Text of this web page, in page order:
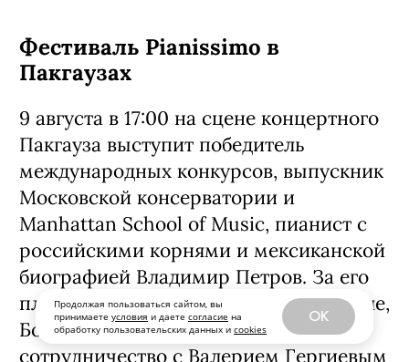
Продолжая пользоваться сайтом, вы
принимаете условия и даете согласие на
обработку пользовательских данных и cookies
OK
Фестиваль Pianissimo в
Пакгаузах
9 августа в 17:00 на сцене концертного
Пакгауза выступит победитель
международных конкурсов, выпускник
Московской консерватории и
Manhattan School of Music, пианист с
российскими корнями и мексиканской
биографией Владимир Петров. За его
плечами выступления в Карнеги-холле,
Большом и Мариинском театрах,
сотрудничество с Валерием Гергиевым